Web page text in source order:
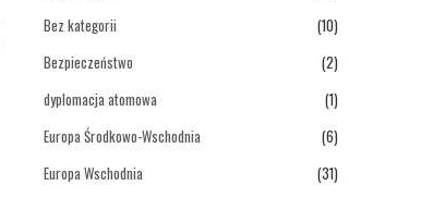
Bez kategorii
(10)
Bezpieczeństwo
(2)
dyplomacja atomowa
(1)
Europa Środkowo-Wschodnia
(6)
Europa Wschodnia
(31)